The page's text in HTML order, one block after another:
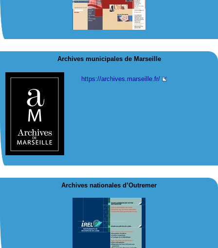
Archives municipales de Marseille
https://archives.marseille.fr/
Archives nationales d’Outremer